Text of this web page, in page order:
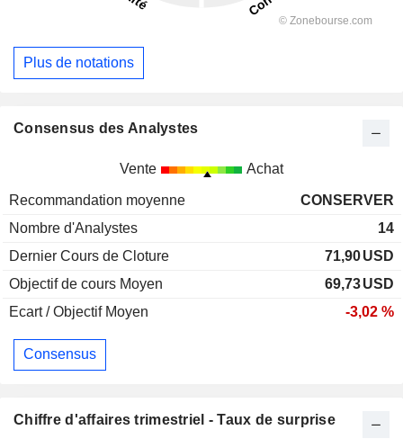
Plus de notations
Consensus des Analystes
Vente Achat
Recommandation moyenne
CONSERVER
Nombre d'Analystes
14
Dernier Cours de Cloture
71,90USD
Objectif de cours Moyen
69,73USD
Ecart / Objectif Moyen
-3,02 %
Consensus
Chiffre d'affaires trimestriel - Taux de surprise